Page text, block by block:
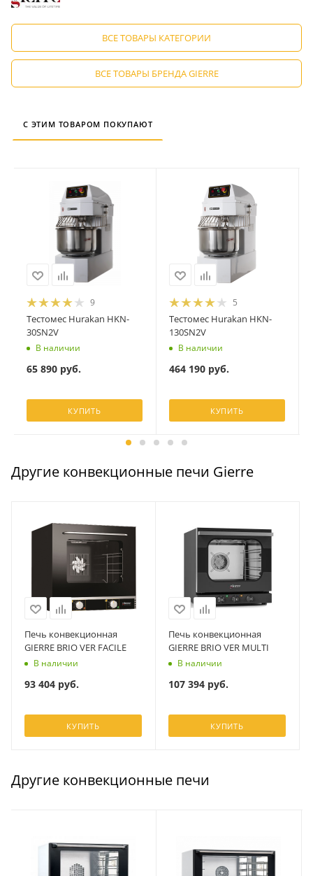
ВСЕ ТОВАРЫ КАТЕГОРИИ
ВСЕ ТОВАРЫ БРЕНДА GIERRE
С ЭТИМ ТОВАРОМ ПОКУПАЮТ
9
Тестомес Hurakan HKN-
30SN2V
В наличии
65 890руб.
КУПИТЬ
5
Тестомес Hurakan HKN-
130SN2V
В наличии
464 190руб.
КУПИТЬ
Другие конвекционные печи Gierre
Печь конвекционная
GIERRE BRIO VER FACILE
В наличии
93 404 руб.
КУПИТЬ
Печь конвекционная
GIERRE BRIO VER MULTI
В наличии
107 394 руб.
КУПИТЬ
Другие конвекционные печи